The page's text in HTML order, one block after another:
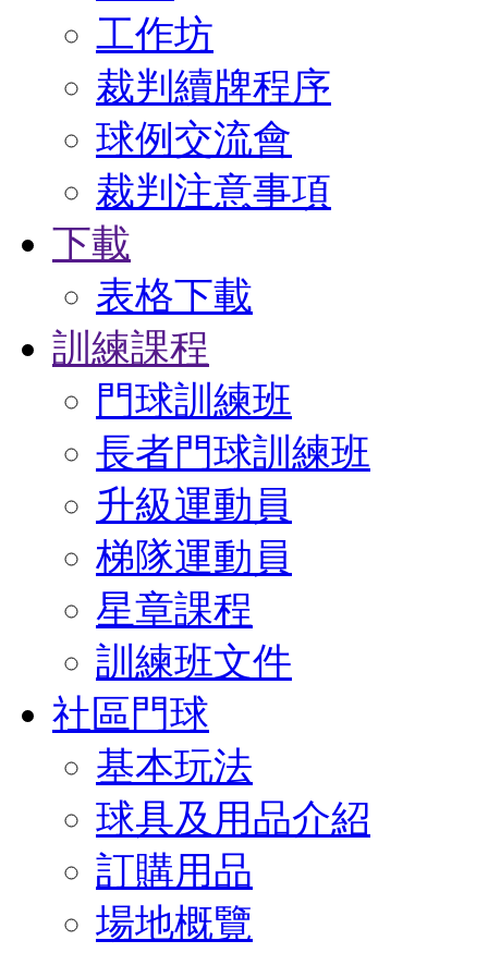
工作坊
裁判續牌程序
球例交流會
裁判注意事項
下載
表格下載
訓練課程
門球訓練班
長者門球訓練班
升級運動員
梯隊運動員
星章課程
訓練班文件
社區門球
基本玩法
球具及用品介紹
訂購用品
場地概覽